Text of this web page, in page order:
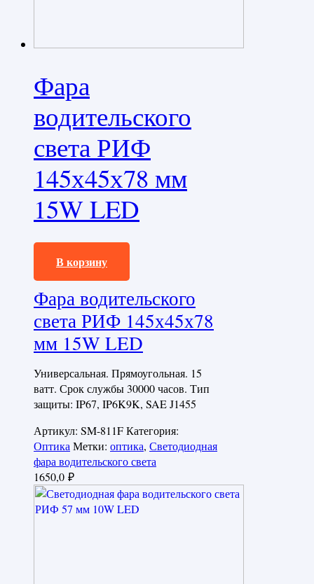
Фара
водительского
света РИФ
145х45х78 мм
15W LED
1650,0₽
В корзину
Фара водительского
света РИФ 145х45х78
мм 15W LED
Универсальная. Прямоугольная. 15
ватт. Срок службы 30000 часов. Тип
защиты: IP67, IP6K9K, SAE J1455
Артикул: SM-811FКатегория:
ОптикаМетки: оптика, Светодиодная
фара водительского света
1650,0 ₽